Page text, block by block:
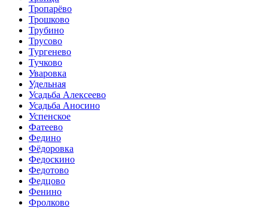
Тропарёво
Трошково
Трубино
Трусово
Тургенево
Тучково
Уваровка
Удельная
Усадьба Алексеево
Усадьба Аносино
Успенское
Фатеево
Федино
Фёдоровка
Федоскино
Федотово
Федцово
Фенино
Фролково